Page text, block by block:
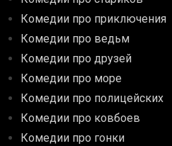
Комедии про приключения
Комедии про ведьм
Комедии про друзей
Комедии про море
Комедии про полицейских
Комедии про ковбоев
Комедии про гонки